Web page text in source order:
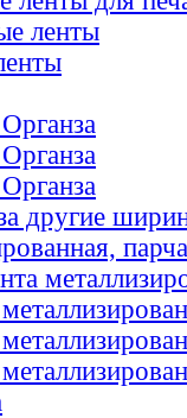
ленты
другие
парча